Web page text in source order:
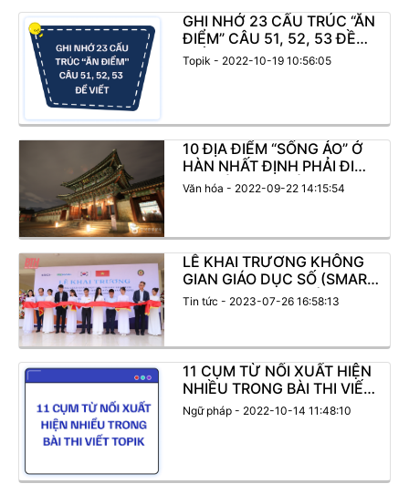
GHI NHỚ 23 CẤU TRÚC “ĂN
ĐIỂM” CÂU 51, 52, 53 ĐỀ
VIẾT
Topik - 2022-10-19 10:56:05
10 ĐỊA ĐIỂM “SỐNG ẢO” Ở
HÀN NHẤT ĐỊNH PHẢI ĐI
KHI MÙA THU TỚI!
Văn hóa - 2022-09-22 14:15:54
LỄ KHAI TRƯƠNG KHÔNG
GIAN GIÁO DỤC SỐ (SMART
EDU HUB) TẠI TRƯỜNG ĐẠI
Tin tức - 2023-07-26 16:58:13
11 CỤM TỪ NỐI XUẤT HIỆN
NHIỀU TRONG BÀI THI VIẾT
TOPIK
Ngữ pháp - 2022-10-14 11:48:10